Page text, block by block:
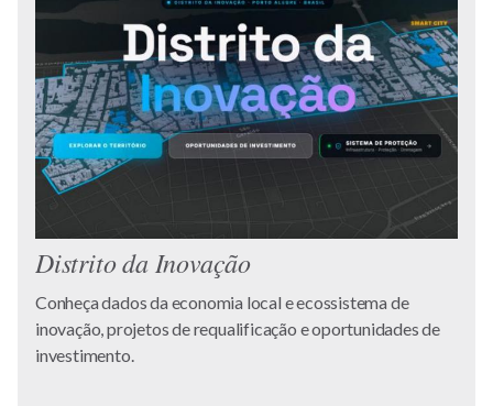
Distrito da Inovação
Conheça dados da economia local e ecossistema de
inovação, projetos de requalificação e oportunidades de
investimento.